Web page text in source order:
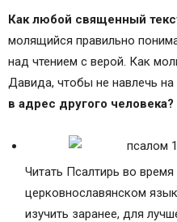
Как любой священный
молящийся правильно
над чтением с верой. Как
Давида, чтобы не навлечь на
в адрес другого человека?
Читать Псалтирь во
церковнославянском
изучить заранее, для